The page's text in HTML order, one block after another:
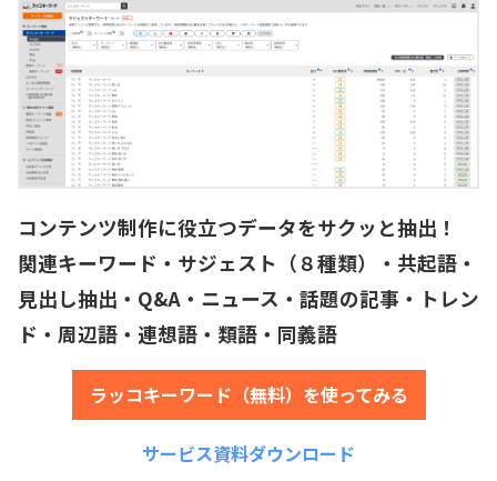
コンテンツ制作に役立つデータをサクッと抽出！
関連キーワード・サジェスト（８種類）・共起語・
見出し抽出・Q&A・ニュース・話題の記事・トレン
ド・周辺語・連想語・類語・同義語
ラッコキーワード（無料）を使ってみる
サービス資料ダウンロード